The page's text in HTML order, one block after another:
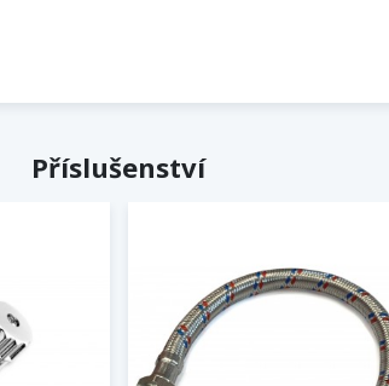
Příslušenství